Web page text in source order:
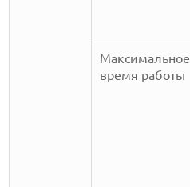
Максимальное
время работы